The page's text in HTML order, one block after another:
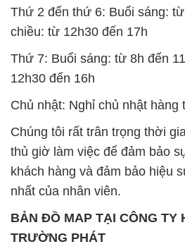
nhất của nhân viên.
TRƯỜNG PHÁT
Đông B, Quận Bình Tân, Sài
Minh